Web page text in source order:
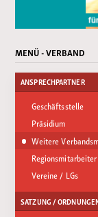
MENÜ - VERBAND
ANSPRECHPARTNER
Geschäftsstelle
Präsidium
Weitere
Regionsmitarbeiter
Vereine / LGs
SATZUNG /